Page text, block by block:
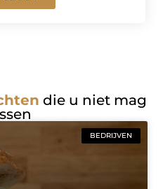
die u niet mag
BEDRIJVEN